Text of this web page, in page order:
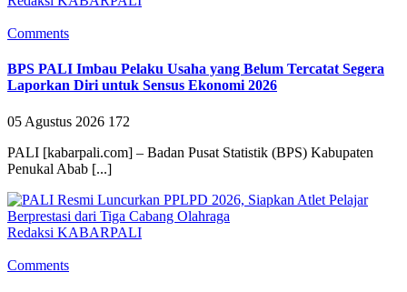
Comments
BPS PALI Imbau Pelaku Usaha yang Belum Tercatat Segera
Laporkan Diri untuk Sensus Ekonomi 2026
05 Agustus 2026 172
PALI [kabarpali.com] – Badan Pusat Statistik (BPS) Kabupaten
Penukal Abab [...]
Redaksi KABARPALI
Comments